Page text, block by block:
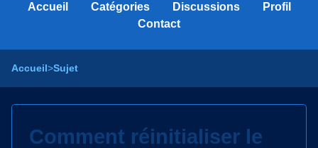
Accueil Catégories Discussions
Profil
Contact
Accueil>Sujet
Comment réinitialiser le